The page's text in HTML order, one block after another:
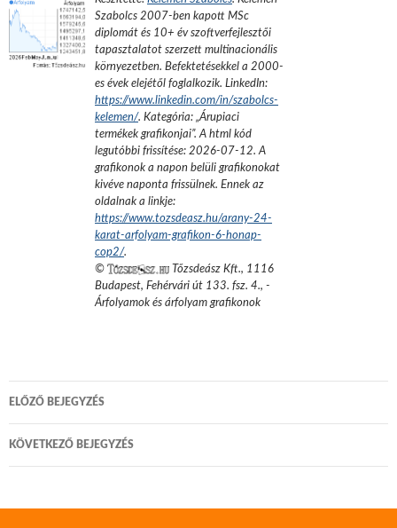
Szabolcs 2007-ben kapott MSc
diplomát és 10+ év szoftverfejlesztői
tapasztalatot szerzett multinacionális
környezetben. Befektetésekkel a 2000-
es évek elejétől foglalkozik. LinkedIn:
https://www.linkedin.com/in/szabolcs-
kelemen/. Kategória: „Árupiaci
termékek grafikonjai”.A html kód
legutóbbi frissítése: 2026-07-12. A
grafikonok a napon belüli grafikonokat
kivéve naponta frissülnek. Ennek az
oldalnak a linkje:
https://www.tozsdeasz.hu/arany-24-
karat-arfolyam-grafikon-6-honap-
cop2/.
©
Tőzsdeász Kft., 1116
Budapest, Fehérvári út 133. fsz. 4., -
Árfolyamok és árfolyam grafikonok
Bejegyzés
navigáció
ELŐZŐ BEJEGYZÉS
KÖVETKEZŐ BEJEGYZÉS